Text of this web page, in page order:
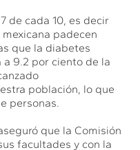
de cada 10, es decir
padecen
que la diabetes
9.2 por ciento de la
población, lo que
personas.
que la Comisión
facultades y con la